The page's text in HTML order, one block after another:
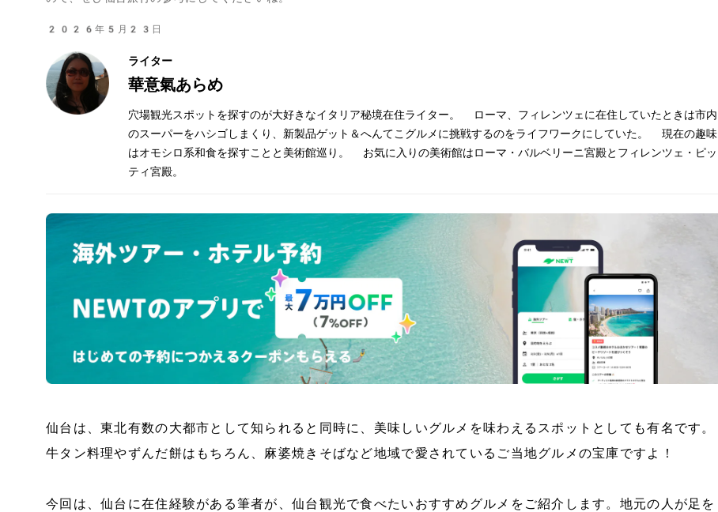
2026年5月23日
ライター
華意氣あらめ
穴場観光スポットを探すのが大好きなイタリア秘境在住ライター。 ローマ、フィレンツェに在住していたときは市内
のスーパーをハシゴしまくり、新製品ゲット＆へんてこグルメに挑戦するのをライフワークにしていた。 現在の趣味
はオモシロ系和食を探すことと美術館巡り。 お気に入りの美術館はローマ・バルベリーニ宮殿とフィレンツェ・ピッ
ティ宮殿。
仙台は、東北有数の大都市として知られると同時に、美味しいグルメを味わえるスポットとしても有名です。
牛タン料理やずんだ餅はもちろん、麻婆焼きそばなど地域で愛されているご当地グルメの宝庫ですよ！
今回は、仙台に在住経験がある筆者が、仙台観光で食べたいおすすめグルメをご紹介します。地元の人が足を